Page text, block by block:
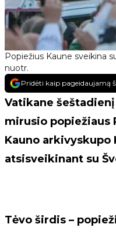
Popiežius Kaune sveikina
nuotr.
Pridėti kaip pageidaujamą
Vatikane
mirusio popiežiaus
Kauno arkivyskupo
atsisveikinant su
Tėvo širdis –